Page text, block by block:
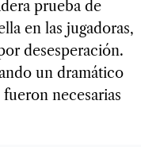
prueba de
en las jugadoras,
desesperación.
un dramático
necesarias